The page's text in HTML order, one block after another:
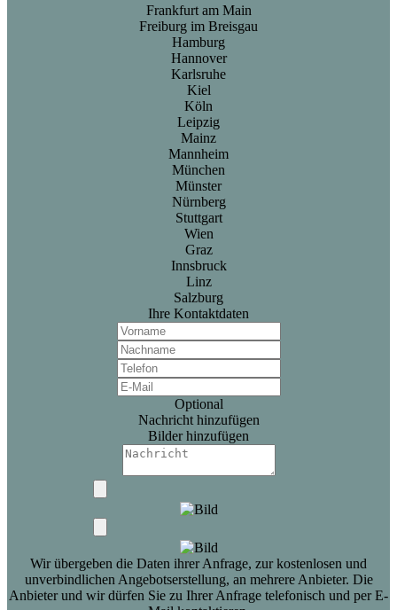
Frankfurt am Main
Freiburg im Breisgau
Hamburg
Hannover
Karlsruhe
Kiel
Köln
Leipzig
Mainz
Mannheim
München
Münster
Nürnberg
Stuttgart
Wien
Graz
Innsbruck
Linz
Salzburg
Ihre Kontaktdaten
Optional
Nachricht hinzufügen
Bilder hinzufügen
Wir übergeben die Daten ihrer Anfrage, zur kostenlosen und
unverbindlichen Angebotserstellung, an mehrere Anbieter. Die
Anbieter und wir dürfen Sie zu Ihrer Anfrage telefonisch und per E-